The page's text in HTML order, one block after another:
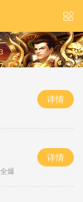
详情
爆
详情